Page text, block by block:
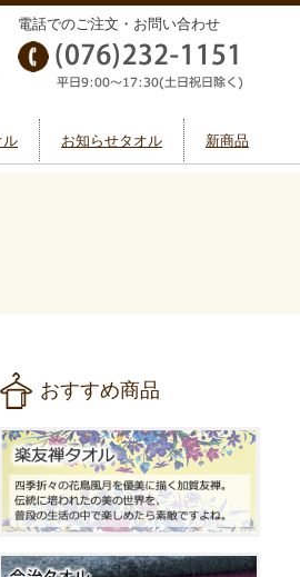
電話でのご注文・お問い合わせ
ル お知らせタオル 新商品
おすすめ商品